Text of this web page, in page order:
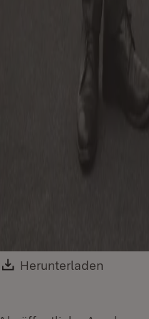
Download:
Herunterladen